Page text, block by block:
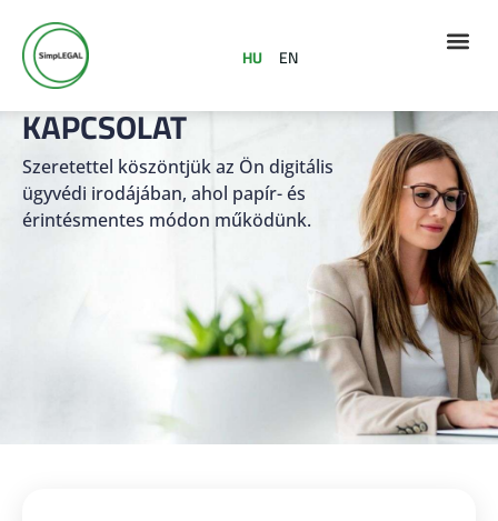
HU EN
KAPCSOLAT
Szeretettel köszöntjük az Ön digitális
ügyvédi irodájában, ahol papír- és
érintésmentes módon működünk.